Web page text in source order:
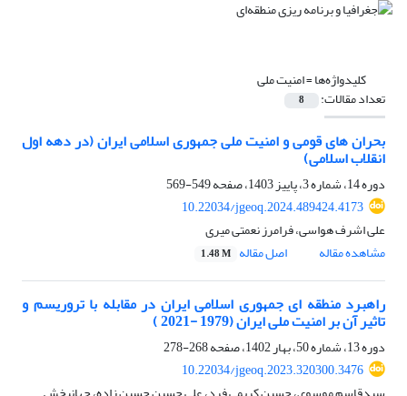
کلیدواژه‌ها =امنیت ملی
تعداد مقالات: 8
بحران های قومی و امنیت ملی جمهوری اسلامی ایران (در دهه اول
انقلاب اسلامی)
دوره 14، شماره 3، پاییز 1403، صفحه
549-569
10.22034/jgeoq.2024.489424.4173
علی اشرف هواسی، فرامرز نعمتی میری
مشاهده مقاله
اصل مقاله 1.48 M
راهبرد منطقه ای جمهوری اسلامی ایران در مقابله با تروریسم و
تاثیر آن بر امنیت ملی ایران (1979 -2021 )
دوره 13، شماره 50، بهار 1402، صفحه
268-278
10.22034/jgeoq.2023.320300.3476